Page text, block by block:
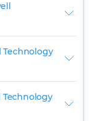
Technology